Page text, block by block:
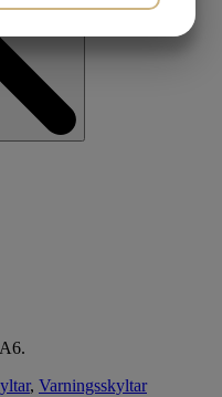
, Varningsskyltar